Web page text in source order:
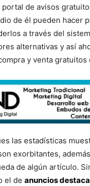
de avisos
de él pueden hacer
a través del
alternativas y así
y venta gratuitos
las estadísticas
exorbitantes,
de algún artículo.
el de anuncios